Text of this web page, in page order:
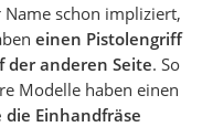
Name schon impliziert,
einen Pistolengriff
anderen Seite. So
Modelle haben einen
die Einhandfräse